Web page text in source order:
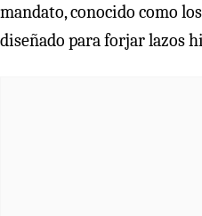
mandato, conocido como
diseñado para forjar lazos